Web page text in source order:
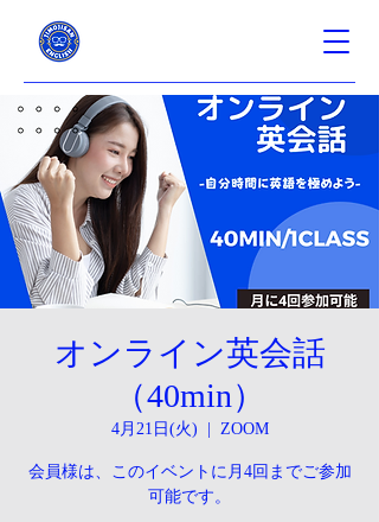
オンライン英会話
（40min）
4月21日(火) ZOOM
会員様は、このイベントに月4回までご参加
可能です。